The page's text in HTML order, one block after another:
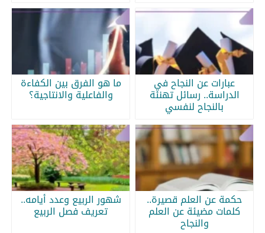
عبارات عن النجاح في
الدراسة.. رسائل تهنئة
بالنجاح لنفسي
ما هو الفرق بين الكفاءة
والفاعلية والانتاجية؟
حكمة عن العلم قصيرة..
كلمات مضيئة عن العلم
والنجاح
شهور الربيع وعدد أيامه..
تعريف فصل الربيع